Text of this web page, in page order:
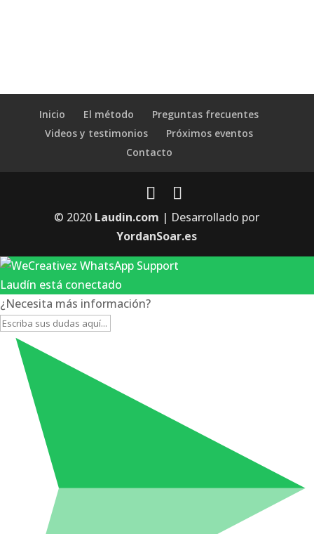
Inicio El método
Preguntas frecuentes
Videos y testimonios
Próximos eventos
Contacto
© 2020 Laudin.com | Desarrollado por
YordanSoar.es
Laudín está conectado
¿Necesita más información?